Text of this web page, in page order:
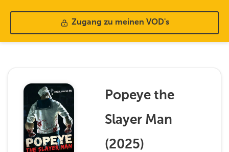
Zugang zu meinen VOD's
Popeye the
Slayer Man
(2025)